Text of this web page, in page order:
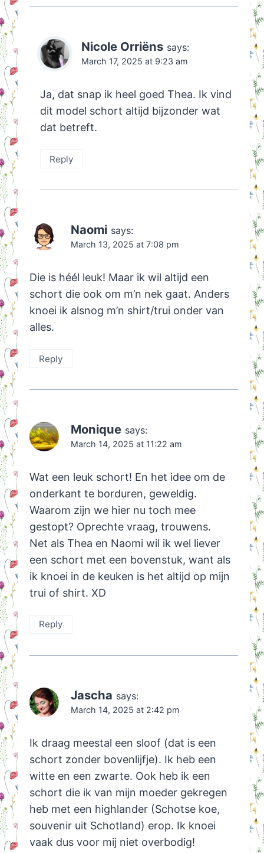
Nicole Orriëns says:
March 17, 2025 at 9:23 am
Ja, dat snap ik heel goed Thea. Ik vind
dit model schort altijd bijzonder wat
dat betreft.
Reply
Naomi says:
March 13, 2025 at 7:08 pm
Die is héél leuk! Maar ik wil altijd een
schort die ook om m’n nek gaat. Anders
knoei ik alsnog m’n shirt/trui onder van
alles.
Reply
Monique says:
March 14, 2025 at 11:22 am
Wat een leuk schort! En het idee om de
onderkant te borduren, geweldig.
Waarom zijn we hier nu toch mee
gestopt? Oprechte vraag, trouwens.
Net als Thea en Naomi wil ik wel liever
een schort met een bovenstuk, want als
ik knoei in de keuken is het altijd op mijn
trui of shirt. XD
Reply
Jascha says:
March 14, 2025 at 2:42 pm
Ik draag meestal een sloof (dat is een
schort zonder bovenlijfje). Ik heb een
witte en een zwarte. Ook heb ik een
schort die ik van mijn moeder gekregen
heb met een highlander (Schotse koe,
souvenir uit Schotland) erop. Ik knoei
vaak dus voor mij niet overbodig!